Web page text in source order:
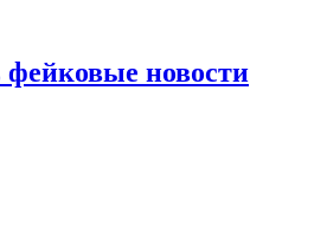
фейковые новости